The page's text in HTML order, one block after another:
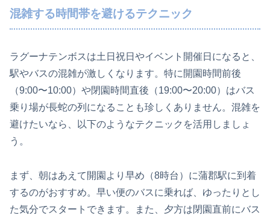
混雑する時間帯を避けるテクニック
ラグーナテンボスは土日祝日やイベント開催日になると、
駅やバスの混雑が激しくなります。特に開園時間前後
（9:00〜10:00）や閉園時間直後（19:00〜20:00）はバス
乗り場が長蛇の列になることも珍しくありません。混雑を
避けたいなら、以下のようなテクニックを活用しましょ
う。
まず、朝はあえて開園より早め（8時台）に蒲郡駅に到着
するのがおすすめ。早い便のバスに乗れば、ゆったりとし
た気分でスタートできます。また、夕方は閉園直前にバス